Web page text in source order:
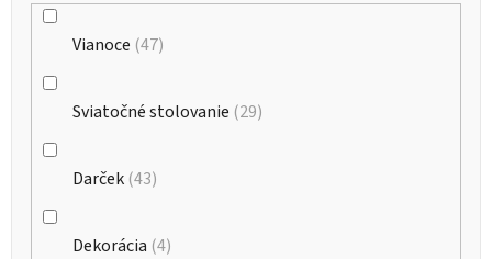
Vianoce 47
Sviatočné stolovanie 29
Darček 43
Dekorácia 4